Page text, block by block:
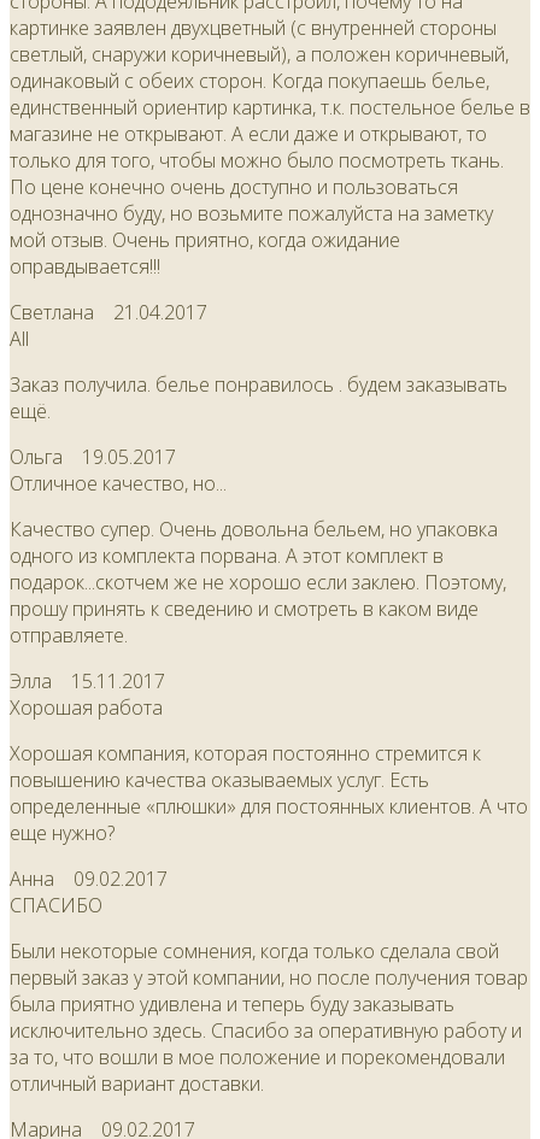
картинке заявлен двухцветный (с внутренней стороны
светлый, снаружи коричневый), а положен коричневый,
одинаковый с обеих сторон. Когда покупаешь белье,
единственный ориентир картинка, т.к. постельное белье в
магазине не открывают. А если даже и открывают, то
только для того, чтобы можно было посмотреть ткань.
По цене конечно очень доступно и пользоваться
однозначно буду, но возьмите пожалуйста на заметку
мой отзыв. Очень приятно, когда ожидание
оправдывается!!!
Светлана 21.04.2017
All
Заказ получила. белье понравилось . будем заказывать
ещё.
Ольга 19.05.2017
Отличное качество, но...
Качество супер. Очень довольна бельем, но упаковка
одного из комплекта порвана. А этот комплект в
подарок...скотчем же не хорошо если заклею. Поэтому,
прошу принять к сведению и смотреть в каком виде
отправляете.
Элла 15.11.2017
Хорошая работа
Хорошая компания, которая постоянно стремится к
повышению качества оказываемых услуг. Есть
определенные «плюшки» для постоянных клиентов. А что
еще нужно?
Анна 09.02.2017
СПАСИБО
Были некоторые сомнения, когда только сделала свой
первый заказ у этой компании, но после получения товар
была приятно удивлена и теперь буду заказывать
исключительно здесь. Спасибо за оперативную работу и
за то, что вошли в мое положение и порекомендовали
отличный вариант доставки.
Марина 09.02.2017